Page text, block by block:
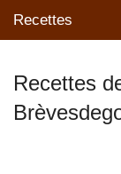
Recettes
Mes blogs
Recettes